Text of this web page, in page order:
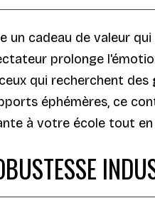
un cadeau de valeur
prolonge
qui recherchent des
éphémères, ce
à votre école tout